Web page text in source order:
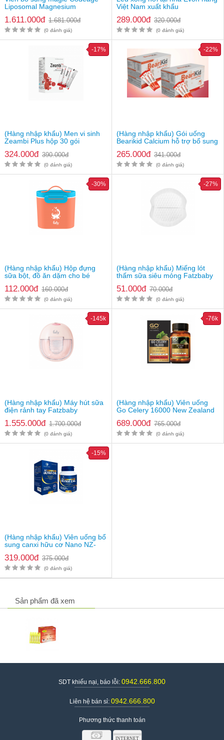
Liposomal Magnesium
1.611.000đ 1.681.000đ
(0 đánh giá)
Việt Nam xuất khẩu
289.000đ 320.000đ
(0 đánh giá)
(Hàng nhập khẩu) Men vi sinh
Zeambi Plus hộp 30 gói
324.000đ 390.000đ
-17%
(0 đánh giá)
(Hàng nhập khẩu) Gói uống
Bearikid Calcium hỗ trợ bổ sung
265.000đ 341.000đ
-22%
(0 đánh giá)
(Hàng nhập khẩu) Hộp đựng
sữa bột, đồ ăn dặm cho bé
112.000đ 160.000đ
-30%
(0 đánh giá)
(Hàng nhập khẩu) Miếng lót
thấm sữa siêu mỏng Fatzbaby
51.000đ 70.000đ
-27%
(0 đánh giá)
(Hàng nhập khẩu) Máy hút sữa
điện rảnh tay Fatzbaby
1.555.000đ 1.700.000đ
-145k
(0 đánh giá)
(Hàng nhập khẩu) Viên uống
Go Celery 16000 New Zealand
689.000đ 765.000đ
-76k
(0 đánh giá)
(Hàng nhập khẩu) Viên uống bổ
sung canxi hữu cơ Nano NZ-
319.000đ 375.000đ
-15%
(0 đánh giá)
Sản phẩm đã xem
SDT khiếu nại, báo lỗi: 0942.666.800
Liên hệ bán sỉ: 0942.666.800
Phương thức thanh toán